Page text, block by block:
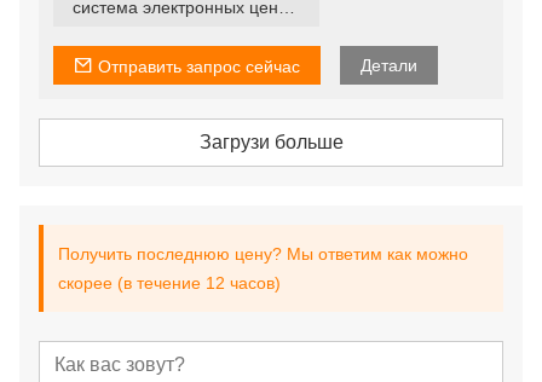
Отправить запрос сейчас Детали
Загрузи больше
Получить последнюю цену? Мы ответим как можно
скорее (в течение 12 часов)